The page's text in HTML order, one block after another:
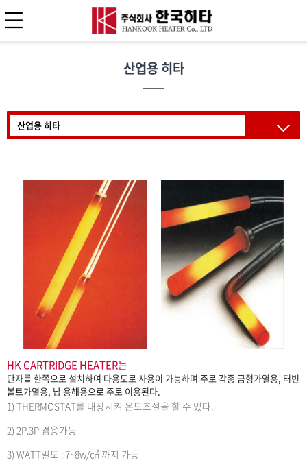
산업용 히타
산업용 히타
HK CARTRIDGE HEATER는
단자를 한쪽으로 설치하여 다용도로 사용이 가능하며 주로 각종 금형가열용, 터빈
볼트가열용, 납 용해용으로 주로 이용된다.
1) THERMOSTAT를 내장시켜 온도조절을 할 수 있다.
2) 2P.3P 겸용가능
3) WATT밀도 : 7~8w/㎠ 까지 가능